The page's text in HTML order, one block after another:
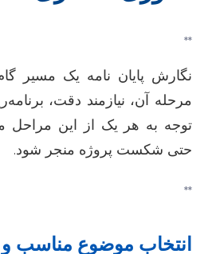
**
نگارش پایان نامه یک مسیر
مرحله آن، نیازمند دقت،
توجه به هر یک از این مراحل
حتی شکست پروژه منجر شود.
**
انتخاب موضوع مناسب و